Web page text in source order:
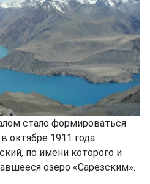
стало формироваться
октябре 1911 года
по имени которого и
озеро «Сарезским».